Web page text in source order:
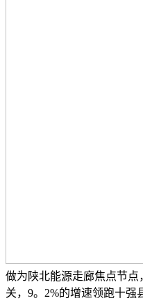
做为陕北能源走廊焦点节点
关，9。2%的增速领跑十强